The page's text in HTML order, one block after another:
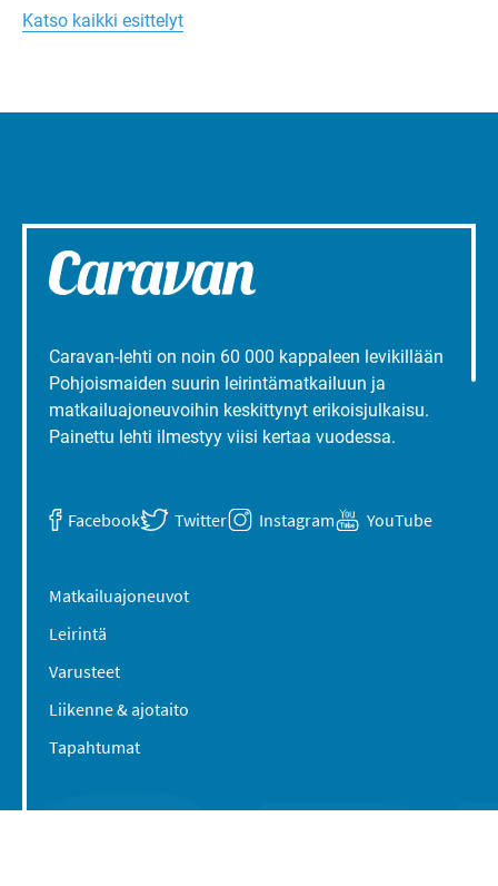
Turun
liepeillä
Katso kaikki esittelyt
Caravan-lehti on noin 60 000 kappaleen levikillään
Pohjoismaiden suurin leirintämatkailuun ja
matkailuajoneuvoihin keskittynyt erikoisjulkaisu.
Painettu lehti ilmestyy viisi kertaa vuodessa.
Facebook Twitter Instagram YouTube
Matkailuajoneuvot
Leirintä
Varusteet
Liikenne & ajotaito
Tapahtumat